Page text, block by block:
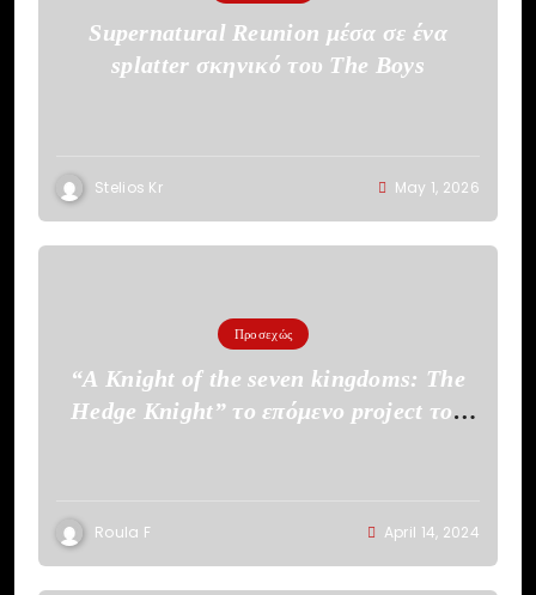
Supernatural Reunion μέσα σε ένα
splatter σκηνικό του The Boys
Stelios Kr May 1, 2026
Προσεχώς
“A Knight of the seven kingdoms: The
Hedge Knight” το επόμενο project του
Roula F April 14, 2024